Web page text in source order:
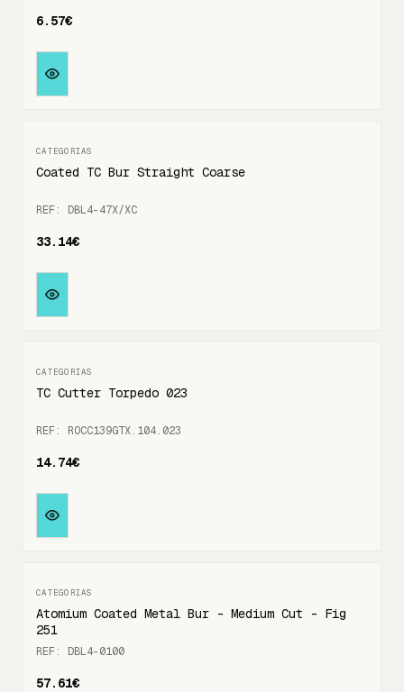
6.57€
Coated TC Bur Straight Coarse
REF: DBL4-47X/XC
33.14€
TC Cutter Torpedo 023
REF: ROCC139GTX.104.023
14.74€
Atomium Coated Metal Bur - Medium Cut - Fig
251
REF: DBL4-0100
57.61€